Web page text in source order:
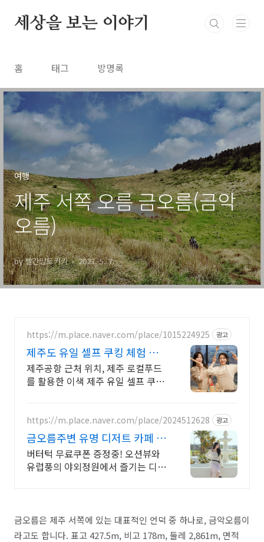
세상을 보는 이야기
홈 태그 방명록
여행
제주 서쪽 오름 금오름(금악
오름)
by 빨간망토키키 2023. 5. 7.
https://m.place.naver.com/place/1015224925 광고
제주도 유일 셀프 쿠킹 체험 매
일반복되는 일상속추억만들기
제주공항 근처 위치, 제주 로컬푸드
를 활용한 이색 제주 유일 셀프 쿠킹
프 쿠킹 클래스
https://m.place.naver.com/place/2024512628 광고
금오름주변 유명 디저트 카페 리
뷰인증된 핫플!별점4.83
버터턱 무료쿠폰 증정중! 오션뷰와
유럽풍의 야외정원에서 즐기는 디저
금오름은 제주 서쪽에 있는 대표적인 언덕 중 하나로, 금악오름이
라고도 합니다. 표고 427.5m, 비고 178m, 둘레 2,861m, 면적